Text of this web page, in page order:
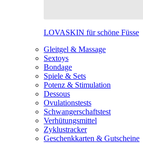
LOVASKIN für schöne Füsse
Gleitgel & Massage
Sextoys
Bondage
Spiele & Sets
Potenz & Stimulation
Dessous
Ovulationstests
Schwangerschaftstest
Verhütungsmittel
Zyklustracker
Geschenkkarten & Gutscheine